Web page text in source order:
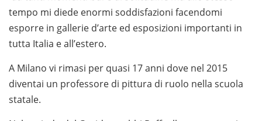
tempo mi diede enormi soddisfazioni facendomi
esporre in gallerie d’arte ed esposizioni importanti in
tutta Italia e all’estero.
A Milano vi rimasi per quasi 17 anni dove nel 2015
diventai un professore di pittura di ruolo nella scuola
statale.